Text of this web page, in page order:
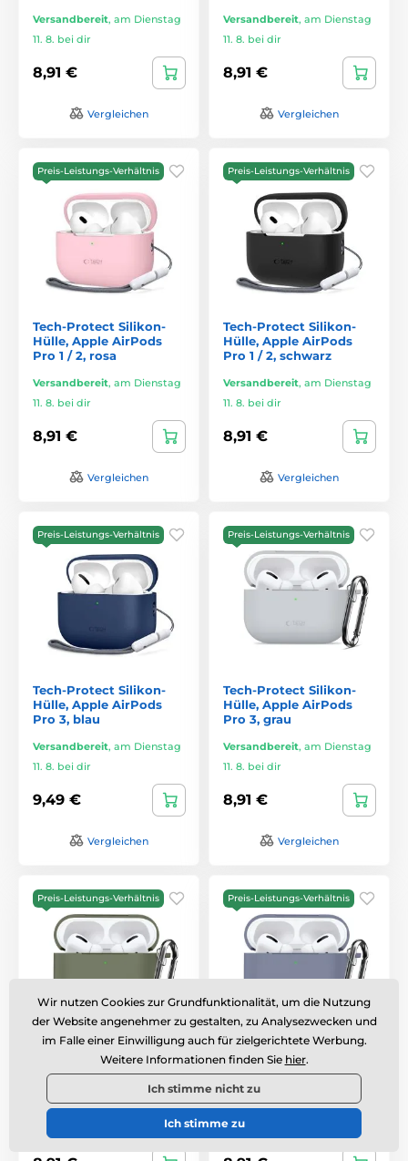
Versandbereit, am Dienstag
11. 8. bei dir
8,91 €
Vergleichen
Versandbereit, am Dienstag
11. 8. bei dir
8,91 €
Vergleichen
Preis-Leistungs-Verhältnis
Tech-Protect Silikon-
Hülle, Apple AirPods
Pro 1 / 2, rosa
Versandbereit, am Dienstag
11. 8. bei dir
8,91 €
Vergleichen
Preis-Leistungs-Verhältnis
Tech-Protect Silikon-
Hülle, Apple AirPods
Pro 1 / 2, schwarz
Versandbereit, am Dienstag
11. 8. bei dir
8,91 €
Vergleichen
Preis-Leistungs-Verhältnis
Tech-Protect Silikon-
Hülle, Apple AirPods
Pro 3, blau
Versandbereit, am Dienstag
11. 8. bei dir
9,49 €
Vergleichen
Preis-Leistungs-Verhältnis
Tech-Protect Silikon-
Hülle, Apple AirPods
Pro 3, grau
Versandbereit, am Dienstag
11. 8. bei dir
8,91 €
Vergleichen
Preis-Leistungs-Verhältnis
Tech-Protect Silikon-
Hülle, Apple AirPods
Pro 3, grün
Versandbereit,am Dienstag
Preis-Leistungs-Verhältnis
Tech-Protect Silikon-
Hülle, Apple AirPods
Pro 3, hellblau
Versandbereit,am Dienstag
11. 8. bei dir
Wir nutzen Cookies zur Grundfunktionalität, um die Nutzung
der Website angenehmer zu gestalten, zu Analysezwecken und
im Falle einer Einwilligung auch für zielgerichtete Werbung.
Weitere Informationen finden Sie hier.
Ich stimme nicht zu
Ich stimme zu